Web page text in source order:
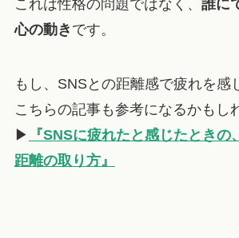
これは性格の問題ではなく、 誰に
心の動き です。
もし、SNSとの距離感で疲れを感
こちらの記事も参考になるかもし
▶︎
『SNSに疲れたと感じたときの
距離の取り方』